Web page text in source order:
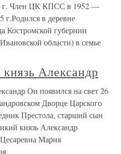
г. Член ЦК КПСС в 1952 —
г.Родился в деревне
Костромской губернии
области) в семье
Александр
Он появился на свет 26
Дворце Царского
Престола, старший сын
князь Александр
Мария